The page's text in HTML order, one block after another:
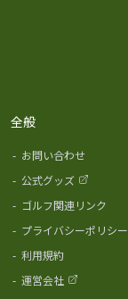
全般
- お問い合わせ
- 公式グッズ
- ゴルフ関連リンク
- プライバシーポリシー
- 利用規約
- 運営会社